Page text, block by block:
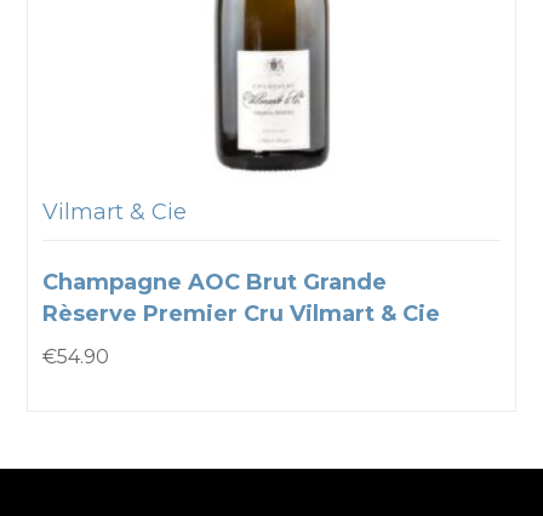
Vilmart & Cie
Champagne AOC Brut Grande
Rèserve Premier Cru Vilmart & Cie
€54.90